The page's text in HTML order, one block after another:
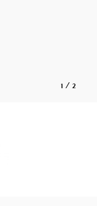
1 / 2